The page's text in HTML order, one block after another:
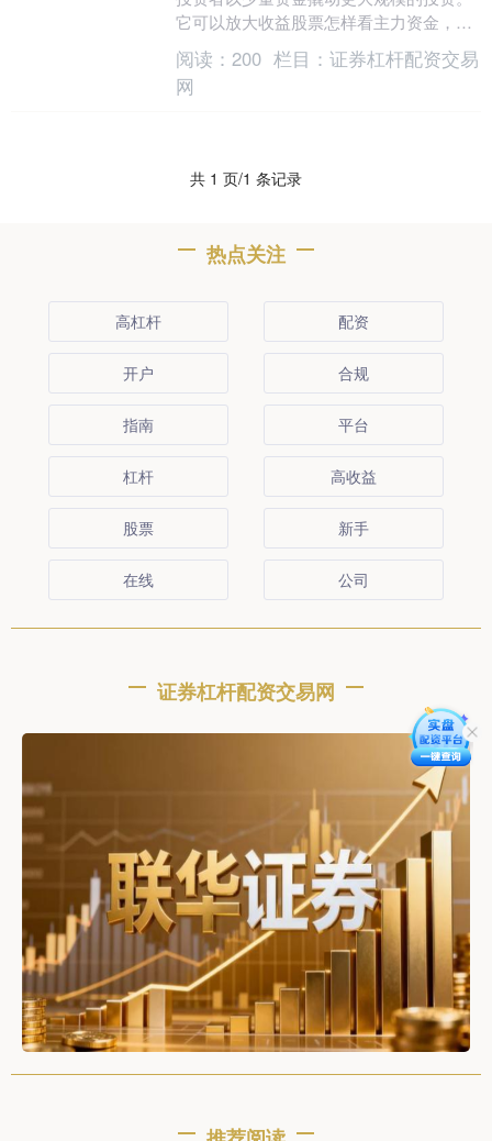
它可以放大收益股票怎样看主力资金，但
也带来更高的风险。 * **收益双重化：**投
资者既....
阅读： 200 栏目： 证券杠杆配资交易
网
共 1 页/1 条记录
热点关注
高杠杆 配资
开户 合规
指南 平台
杠杆 高收益
股票 新手
在线 公司
证券杠杆配资交易网